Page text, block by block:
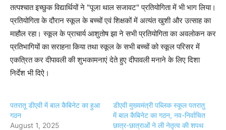
तत्पश्चात इच्छुक विद्यार्थियों ने "पूजा थाल सजावट" प्रतियोगिता में भी भाग लिया।
प्रतियोगिता के दौरान स्कूल के बच्चों एवं शिक्षकों में अत्यंत खुशी और उत्साह का
माहौल रहा। स्कूल के प्राचार्य आशुतोष झा ने सभी प्रतियोगिता का अवलोकन कर
प्रतिभागियों का सराहना किया तथा स्कूल के सभी बच्चों को स्कूल परिसर में
एकत्रित कर दीपावली की शुभकामनाएं देते हुए दीपावली मनाने के लिए दिशा
निर्देश भी दिऐ।
पतरातू डीएवी में बाल कैबिनेट का हुआ
गठन
August 1, 2025
डीएवी मुख्यमंत्री पब्लिक स्कूल पतरातु
में बाल कैबिनेट का गठन, नव-निर्वाचित
छात्र-छात्राओं ने ली नेतृत्व की शपथ